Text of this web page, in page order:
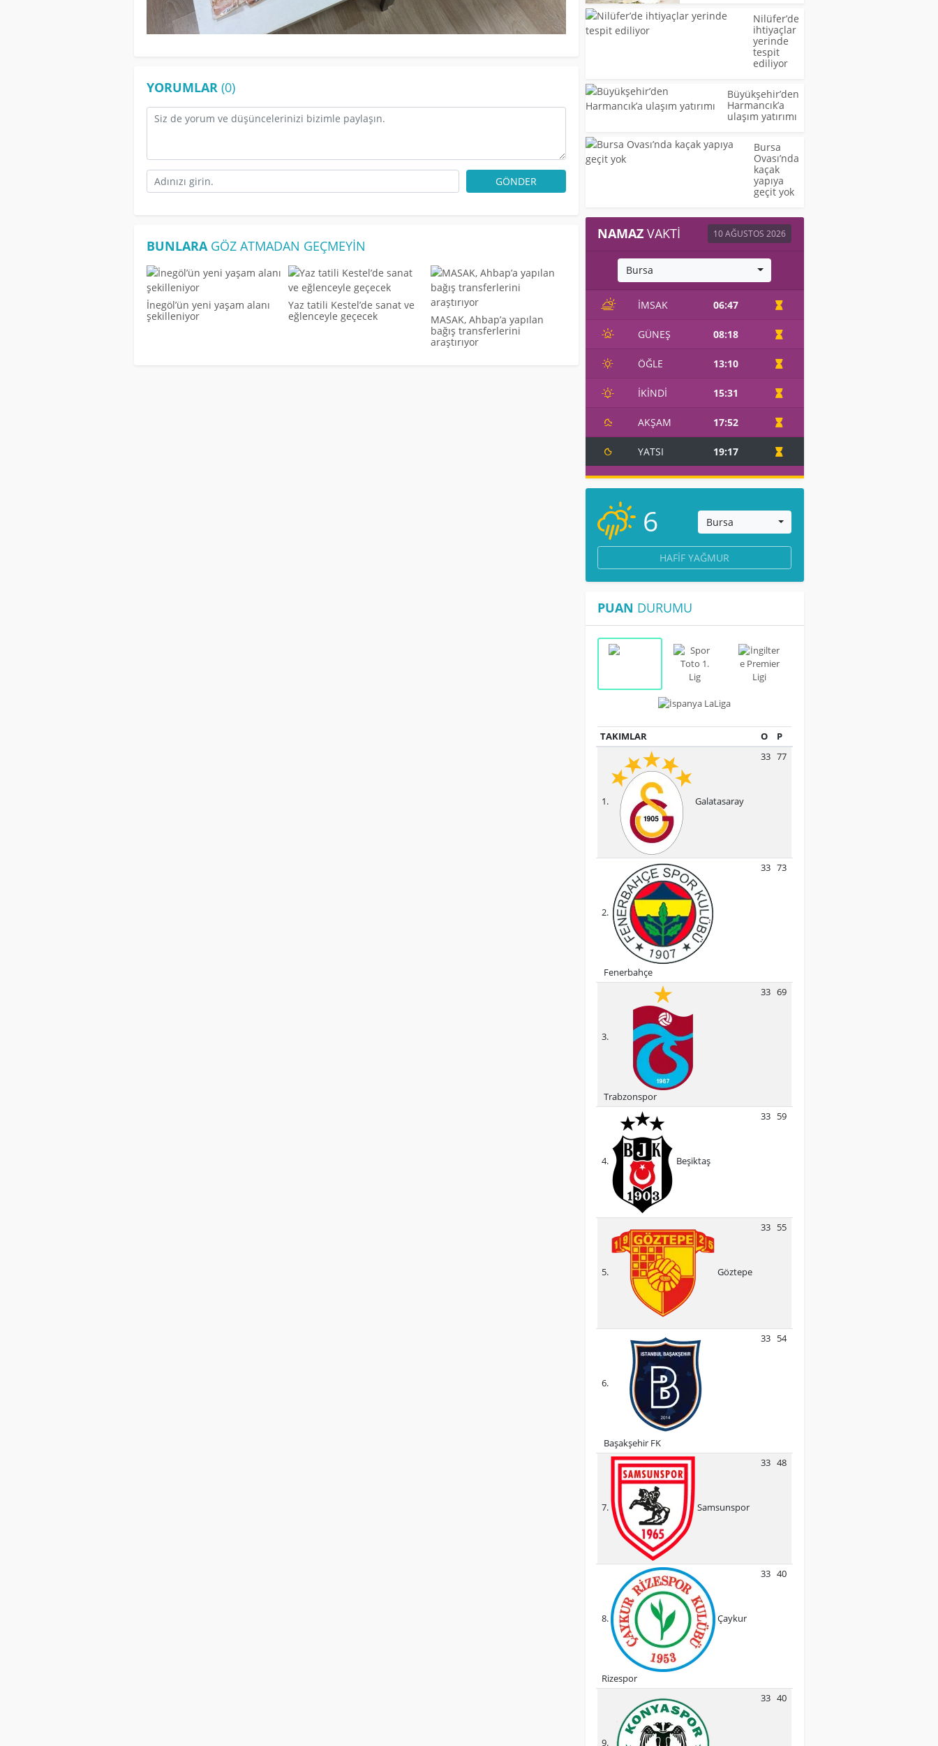
YORUMLAR(0)
GÖNDER
BUNLARAGÖZ ATMADAN GEÇMEYIN
İnegöl’ün yeni yaşam alanı
şekilleniyor
Yaz tatili Kestel’de sanat ve
eğlenceyle geçecek
MASAK, Ahbap’a yapılan
bağış transferlerini
araştırıyor
Nilüfer’de
ihtiyaçlar
yerinde
tespit
ediliyor
Büyükşehir’den
Harmancık’a
ulaşım yatırımı
Bursa
Ovası’nda
kaçak
yapıya
geçit yok
NAMAZ VAKTI 10 AĞUSTOS 2026
Bursa
İMSAK 06:47
GÜNEŞ 08:18
ÖĞLE 13:10
İKINDI 15:31
AKŞAM 17:52
YATSI 19:17
6 Bursa
HAFIF YAĞMUR
PUAN DURUMU
TAKIMLAR O P
1. Galatasaray
33 77
2.
Fenerbahçe
33 73
3.
Trabzonspor
33 69
4. Beşiktaş
33 59
5. Göztepe
33 55
6.
Başakşehir FK
33 54
7. Samsunspor
33 48
8. Çaykur
Rizespor
33 40
9.
33 40